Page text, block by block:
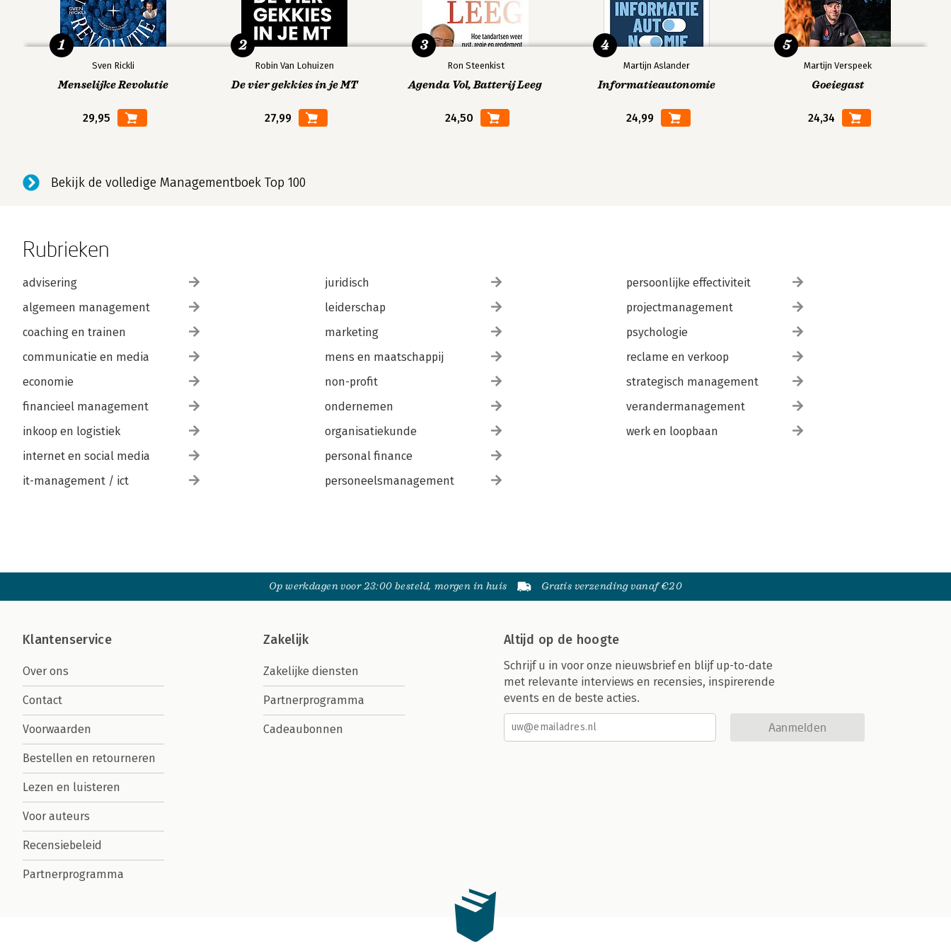
Sven Rickli
Menselijke Revolutie
29,95
1
Robin Van Lohuizen
De vier gekkies in je MT
27,99
2
Ron Steenkist
Agenda Vol, Batterij Leeg
24,50
3
Martijn Aslander
Informatieautonomie
24,99
4
Martijn Verspeek
Goeiegast
24,34
5
Bekijk de volledige Managementboek Top 100
Rubrieken
advisering
algemeen management
coaching en trainen
communicatie en media
economie
financieel management
inkoop en logistiek
internet en social media
it-management / ict
juridisch
leiderschap
marketing
mens en maatschappij
non-profit
ondernemen
organisatiekunde
personal finance
personeelsmanagement
persoonlijke effectiviteit
projectmanagement
psychologie
reclame en verkoop
strategisch management
verandermanagement
werk en loopbaan
Op werkdagen voor 23:00 besteld, morgen in huis Gratis verzending vanaf €20
Klantenservice
Over ons
Contact
Voorwaarden
Bestellen en retourneren
Lezen en luisteren
Voor auteurs
Recensiebeleid
Partnerprogramma
Zakelijk
Zakelijke diensten
Partnerprogramma
Cadeaubonnen
Altijd op de hoogte
Schrijf u in voor onze nieuwsbrief en blijf up-to-date
met relevante interviews en recensies, inspirerende
events en de beste acties.
Aanmelden